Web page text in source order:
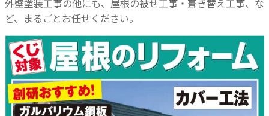
ど、まるごとお任せください。